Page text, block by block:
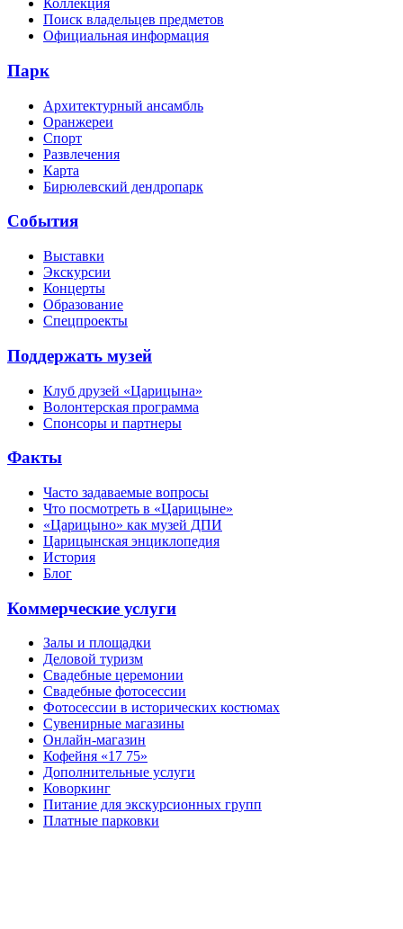
Коллекция
Поиск владельцев предметов
Официальная информация
Парк
Архитектурный ансамбль
Оранжереи
Спорт
Развлечения
Карта
Бирюлевский дендропарк
События
Выставки
Экскурсии
Концерты
Образование
Спецпроекты
Поддержать музей
Клуб друзей «Царицына»
Волонтерская программа
Спонсоры и партнеры
Факты
Часто задаваемые вопросы
Что посмотреть в «Царицыне»
«Царицыно» как музей ДПИ
Царицынская энциклопедия
История
Блог
Коммерческие услуги
Залы и площадки
Деловой туризм
Свадебные церемонии
Свадебные фотосессии
Фотосессии в исторических костюмах
Сувенирные магазины
Онлайн-магазин
Кофейня «17 75»
Дополнительные услуги
Коворкинг
Питание для экскурсионных групп
Платные парковки